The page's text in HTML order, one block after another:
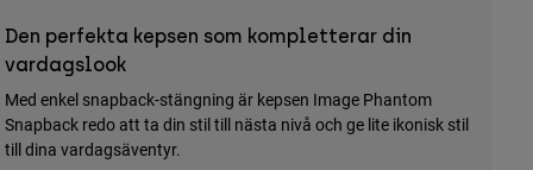
Den perfekta kepsen som kompletterar din
vardagslook
Med enkel snapback-stängning är kepsen Image Phantom
Snapback redo att ta din stil till nästa nivå och ge lite ikonisk stil
till dina vardagsäventyr.